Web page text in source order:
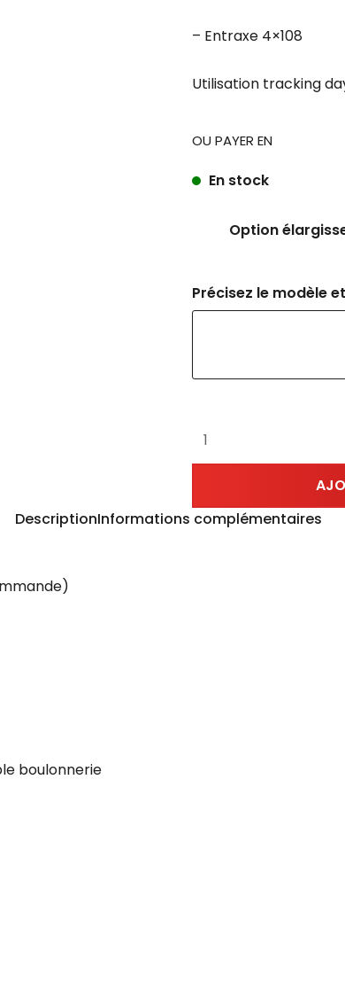
– Entraxe 4×108
Utilisation tracking
OU PAYER EN
En stock
Option
Précisez le modèle
DescriptionInformations complémentaires
boulonnerie